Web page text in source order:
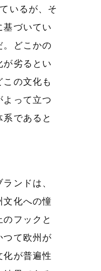
いるが、そ
基づいてい
。どこかの
が劣るとい
の文化も
よって立つ
であると
ンドは、
文化への憧
フックと
つて欧州が
化が普遍性